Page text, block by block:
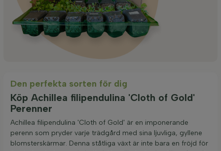
Den perfekta sorten för dig
Köp Achillea filipendulina 'Cloth of Gold'
Perenner
Achillea filipendulina 'Cloth of Gold' är en imponerande
perenn som pryder varje trädgård med sina ljuvliga, gyllene
blomsterskärmar. Denna ståtliga växt är inte bara en fröjd för